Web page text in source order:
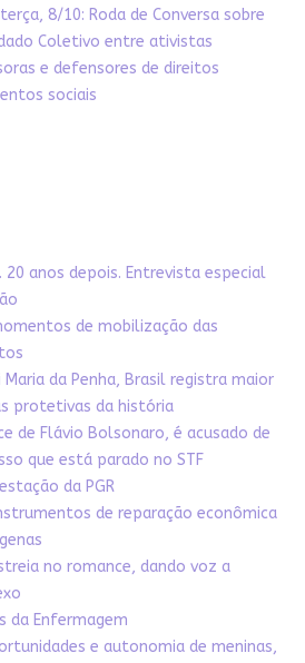
8/10: Roda de Conversa sobre
Coletivo entre ativistas
e defensores de direitos
sociais
20 anos depois. Entrevista especial
de mobilização das
Maria da Penha, Brasil registra maior
protetivas da história
de Flávio Bolsonaro, é acusado de
que está parado no STF
da PGR
de reparação econômica
no romance, dando voz a
da Enfermagem
e autonomia de meninas,